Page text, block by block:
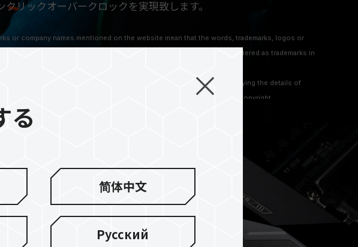
クリックオーバークロックを実現致します。
or company names mentioned on the website mean that the words, trademarks, logos or
are used as trademarks which are protected by Common Law and registered as trademarks in
The product names mentioned on the website are only for clarifying the details of
which may belong to other company’s registered trademarks or copyright.
る
简体中文
Русский